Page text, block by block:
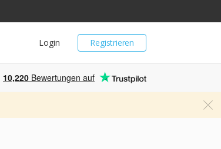
Registrieren
Login
10,220 Bewertungen auf